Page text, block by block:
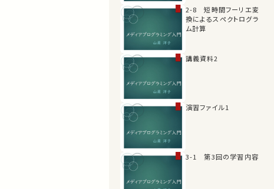
2-8 短時間フーリエ変
換によるスペクトログラ
ム計算
講義資料2
演習ファイル1
3-1 第3回の学習内容